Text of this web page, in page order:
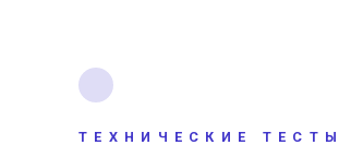
ТЕХНИЧЕСКИЕ ТЕСТЫ